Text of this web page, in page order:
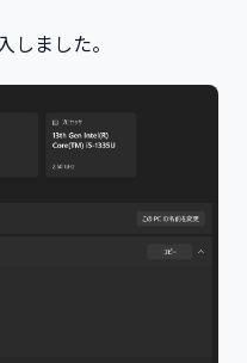
しました。